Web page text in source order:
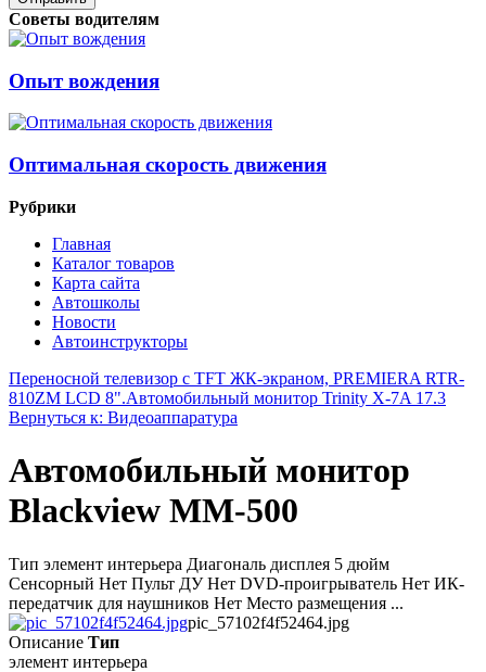
Советы водителям
Опыт вождения
Оптимальная скорость движения
Рубрики
Главная
Каталог товаров
Карта сайта
Автошколы
Новости
Автоинструкторы
Переносной телевизор с TFT ЖК-экраном, PREMIERA RTR-
810ZM LCD 8".Автомобильный монитор Trinity X-7A 17.3
Вернуться к: Видеоаппаратура
Автомобильный монитор
Blackview MM-500
Тип элемент интерьера Диагональ дисплея 5 дюйм
Сенсорный Нет Пульт ДУ Нет DVD-проигрыватель Нет ИК-
передатчик для наушников Нет Место размещения ...
pic_57102f4f52464.jpg
Описание Тип
элемент интерьера